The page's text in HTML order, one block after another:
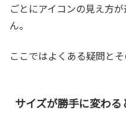
ごとにアイコンの見え方
ん。
ここではよくある疑問と
サイズが勝手に変わ